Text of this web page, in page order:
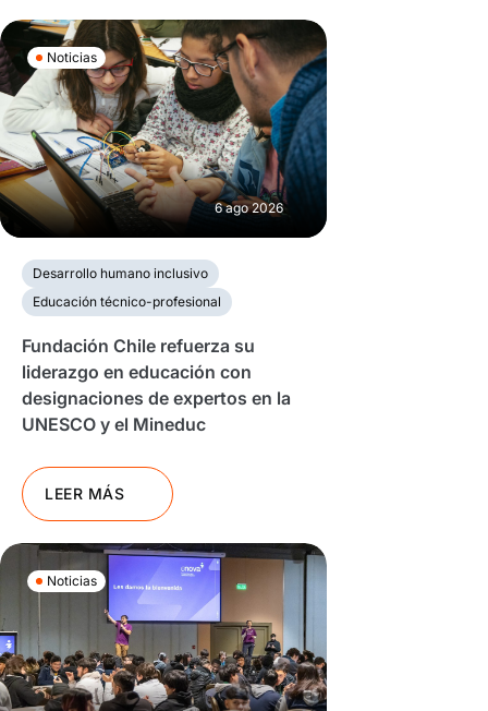
Noticias
6 ago 2026
Desarrollo humano inclusivo
Educación técnico-profesional
Fundación Chile refuerza su
liderazgo en educación con
designaciones de expertos en la
UNESCO y el Mineduc
LEER MÁS
Noticias